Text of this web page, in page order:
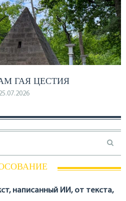
ГАЯ ЦЕСТИЯ
написанный ИИ, от текста,